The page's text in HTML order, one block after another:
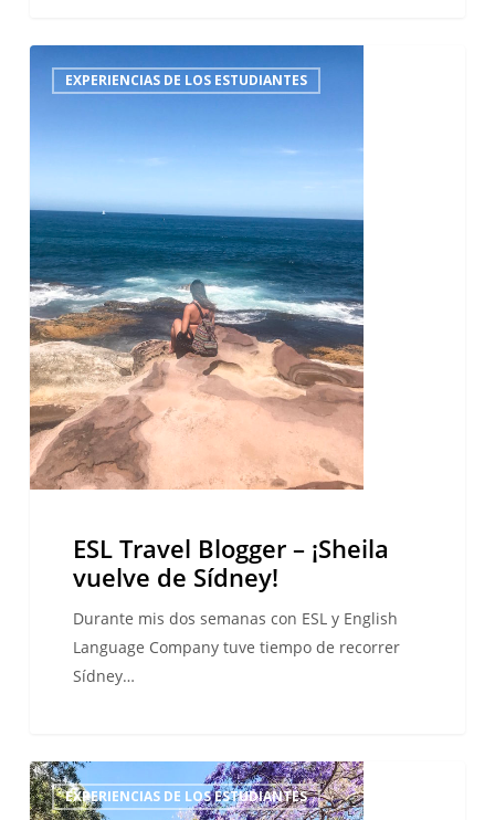
Travel
vuelve
de
Sídney!
EXPERIENCIAS DE LOS ESTUDIANTES
ESL Travel Blogger – ¡Sheila
vuelve de Sídney!
Durante mis dos semanas con ESL y English
Language Company tuve tiempo de recorrer
Sídney…
ESL
TravelEXPERIENCIAS DE LOS ESTUDIANTES